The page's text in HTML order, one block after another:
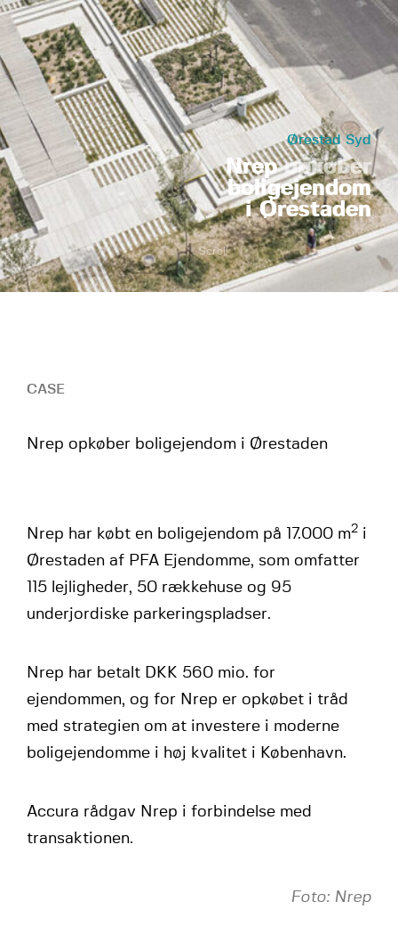
Ørestad Syd
Nrepopkøber
boligejendom
i Ørestaden
Scroll
CASE
Nrep opkøber boligejendom i Ørestaden
Nrep har købt en boligejendom på 17.000 m2 i
Ørestaden af PFA Ejendomme, som omfatter
115 lejligheder, 50 rækkehuse og 95
underjordiske parkeringspladser.
Nrep har betalt DKK 560 mio. for
ejendommen, og for Nrep er opkøbet i tråd
med strategien om at investere i moderne
boligejendomme i høj kvalitet i København.
Accura rådgav Nrep i forbindelse med
transaktionen.
Foto: Nrep